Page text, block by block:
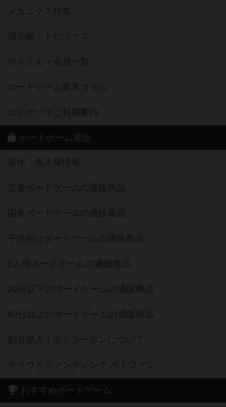
メカニクス特集
掲示板・トピックス
ボドとも・会員一覧
ボードゲーム業界コラム
ボドゲーマご利用案内
ボードゲーム通販
新作・再入荷情報
定番ボードゲームの通販商品
国産ボードゲームの通販商品
子供向けボードゲームの通販商品
2人用ボードゲームの通販商品
20分以下のボードゲームの通販商品
60分以上のボードゲームの通販商品
割引購入！ボドクーポンについて
クラウドファンディング ボドファン
おすすめボードゲーム